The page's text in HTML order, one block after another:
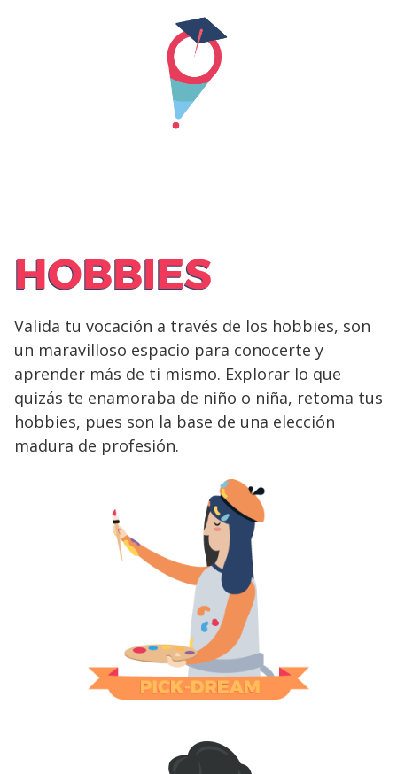
HOBBIES
Valida tu vocación a través de los hobbies, son
un maravilloso espacio para conocerte y
aprender más de ti mismo. Explorar lo que
quizás te enamoraba de niño o niña, retoma tus
hobbies, pues son la base de una elección
madura de profesión.